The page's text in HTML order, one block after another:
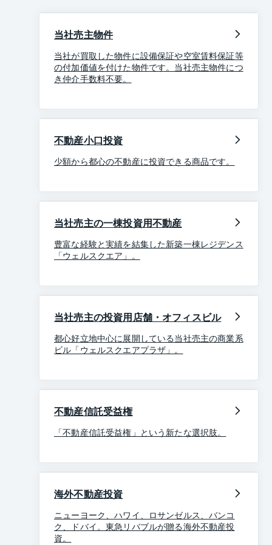
当社売主物件
当社が買取した物件に設備保証や空室賃料保証等
の付加価値を付けた物件です。当社売主物件につ
き仲介手数料不要。
不動産小口投資
少額から都心の不動産に投資できる商品です。
当社売主の一棟投資用不動産
豊富な経験と実績を結集した新築一棟レジデンス
「ウェルスクエア」。
当社売主の投資用店舗・オフィスビル
都心好立地中心に展開している当社売主の商業系
ビル「ウェルスクエアプラザ」。
不動産信託受益権
「不動産信託受益権」という新たな選択肢。
海外不動産投資
ニューヨーク、ハワイ、ロサンゼルス、バンコ
ク、ドバイ。東急リバブルが贈る海外不動産投
資。